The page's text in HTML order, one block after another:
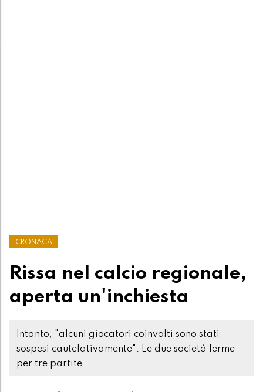
CRONACA
Rissa nel calcio regionale,
aperta un'inchiesta
Intanto, "alcuni giocatori coinvolti sono stati
sospesi cautelativamente". Le due società ferme
per tre partite